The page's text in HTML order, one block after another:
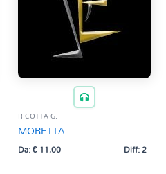
RICOTTA G.
MORETTA
Da:€11,00 Diff: 2